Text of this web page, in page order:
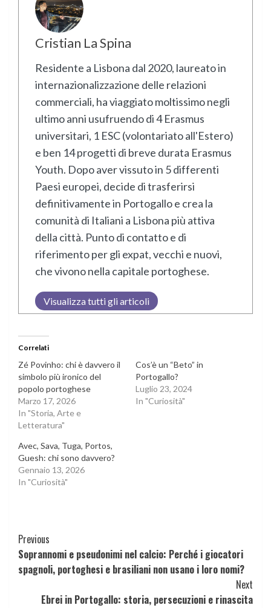
Cristian La Spina
Residente a Lisbona dal 2020, laureato in
internazionalizzazione delle relazioni
commerciali, ha viaggiato moltissimo negli
ultimo anni usufruendo di 4 Erasmus
universitari, 1 ESC (volontariato all'Estero)
e ben 14 progetti di breve durata Erasmus
Youth. Dopo aver vissuto in 5 differenti
Paesi europei, decide di trasferirsi
definitivamente in Portogallo e crea la
comunità di Italiani a Lisbona più attiva
della città. Punto di contatto e di
riferimento per gli expat, vecchi e nuovi,
che vivono nella capitale portoghese.
Visualizza tutti gli articoli
Correlati
Zé Povinho: chi è davvero il
simbolo più ironico del
popolo portoghese
Marzo 17, 2026
In "Storia, Arte e
Letteratura"
Cos’è un “Beto” in
Portogallo?
Luglio 23, 2024
In "Curiosità"
Avec, Sava, Tuga, Portos,
Guesh: chi sono davvero?
Gennaio 13, 2026
In "Curiosità"
Continue
Reading
Previous
Soprannomi e pseudonimi nel calcio: Perché i giocatori
spagnoli, portoghesi e brasiliani non usano i loro nomi?
Next
Ebrei in Portogallo: storia, persecuzioni e rinascita